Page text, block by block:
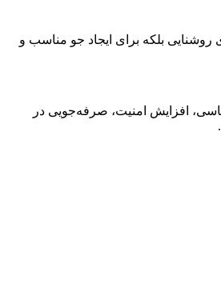
روشنایی بلکه برای ایجاد جو مناسب و
افزایش امنیت، صرفه‌جویی در